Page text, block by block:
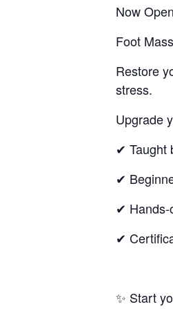
Now
Foot
Restore
stress.
Upgrade
✔ Taught
✔
✔ Hands-
✔
✨ Start